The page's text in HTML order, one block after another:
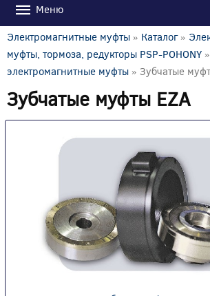
Меню
Электромагнитные муфты » Каталог»
муфты, тормоза, редукторы PSP-POHONY »
электромагнитные муфты » Зубчатые
Зубчатые муфты EZA